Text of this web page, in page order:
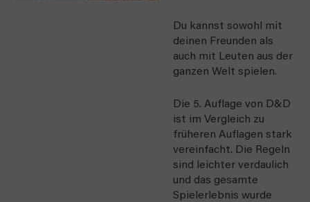
Du kannst sowohl mit
deinen Freunden als
auch mit Leuten aus der
ganzen Welt spielen.
Die 5. Auflage von D&D
ist im Vergleich zu
früheren Auflagen stark
vereinfacht. Die Regeln
sind leichter verdaulich
und das gesamte
Spielerlebnis wurde